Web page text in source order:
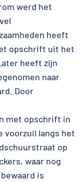
werd het
heeft
opschrift uit het
heeft zijn
naar
Door
met opschrift in
voorzuil langs het
op
waar nog
is